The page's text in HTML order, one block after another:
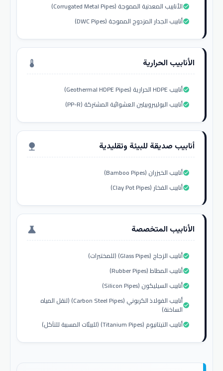
الأنابيب المعدنية المموجة (Corrugated Metal Pipes)check_circle
أنابيب الجدار المزدوج المموجة (DWC Pipes)check_circle
الأنابيب الحرارية thermostat
أنابيب HDPE الحرارية (Geothermal HDPE Pipes)check_circle
أنابيب البوليبروبيلين العشوائية المشتركة (PP-R)check_circle
أنابيب صديقة للبيئة وتقليدية nature
أنابيب الخيزران (Bamboo Pipes)check_circle
أنابيب الفخار (Clay Pot Pipes)check_circle
الأنابيب المتخصصة science
أنابيب الزجاج (Glass Pipes) (للمختبرات)check_circle
أنابيب المطاط (Rubber Pipes)check_circle
أنابيب السيليكون (Silicon Pipes)check_circle
أنابيب الفولاذ الكربوني (Carbon Steel Pipes) (لنقل المياه
الساخنة)check_circle
أنابيب التيتانيوم (Titanium Pipes) (للبيئات المسببة للتآكل)check_circle